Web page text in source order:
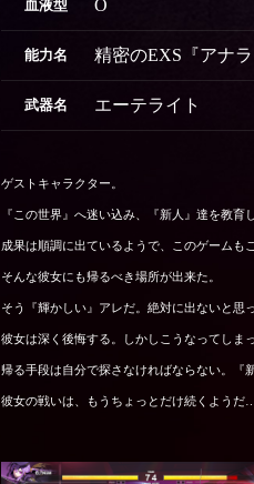
血液型 O
能力名 精密のEXS『アナラ
武器名 エーテライト
ゲストキャラクター。
『この世界』へ迷い込み、『新人』達を教育
成果は順調に出ているようで、このゲームも
そんな彼女にも帰るべき場所が出来た。
そう『輝かしい』アレだ。絶対に出ないと思
彼女は深く後悔する。しかしこうなってしま
帰る手段は自分で探さなければならない。『
彼女の戦いは、もうちょっとだけ続くようだ